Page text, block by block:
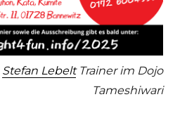
Stefan LebeltTrainer im Dojo
Tameshiwari